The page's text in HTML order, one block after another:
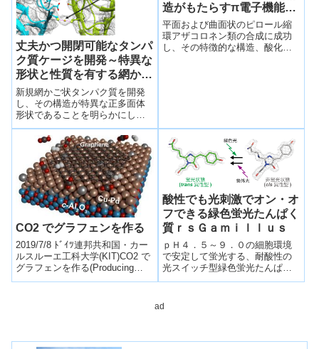
丈夫かつ開閉可能なタンパ
ク質ケージを開発～特異な
形状と性質を有する網かご
状ナノ粒子～
新規網かご状タンパク質を開発
し、その構造が特異な正多面体
形状であることを明らかにし
た。丈夫で安定でありながら、
閉じたり開いたりすることが可
能。2種類の鏡像関係にある会合
様式があり、1：1の割合で生成
する。
造がもたらすπ電子機能へ
の影響
平面および曲面状のピロール縮
環アザコロネン類の合成に成功
し、その特徴的な構造、酸化還
CO2 でグラフェンを作る
2019/7/8 ﾄﾞｲﾂ連邦共和国・カー
ルスルーエ工科大学(KIT)CO2 で
グラフェンを作る(Producing
Graphene from Carbon ...
酸性でも光刺激でオン・オ
フできる緑色蛍光たんぱく
質ｒｓＧａｍｉｌｌｕｓ
ｐＨ４．５～９．０の細胞環境
で安定して蛍光する、耐酸性の
光スイッチ型緑色蛍光たんぱく
質“ｒｓＧａｍｉｌｌｕｓ”の開発
ad